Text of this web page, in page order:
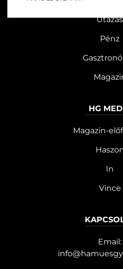
Utazás
Pénz
HG
Magazin-
In
Vince
Email: